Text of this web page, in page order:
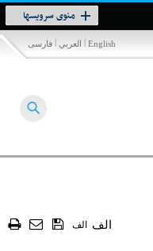
منوی سرویسها
Toggle
navigation
فارسی | العربي | English
الف الف